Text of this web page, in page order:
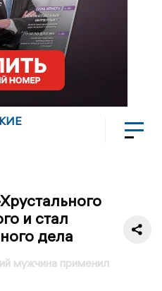
и стал
дела
мужчина применил